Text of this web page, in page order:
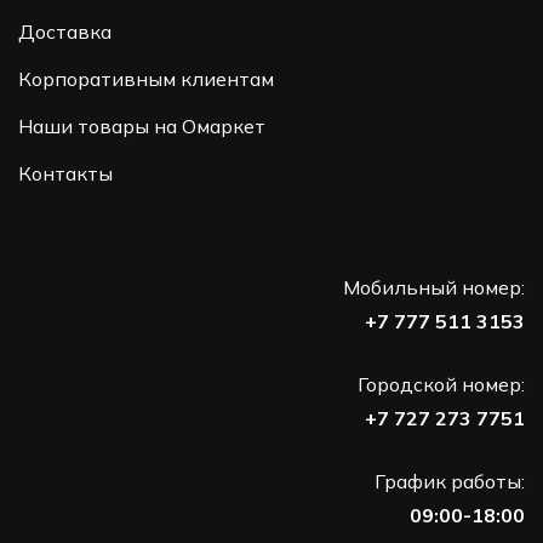
Доставка
Корпоративным клиентам
Наши товары на Омаркет
Контакты
Мобильный номер:
+7 777 511 3153
Городской номер:
+7 727 273 7751
График работы:
09:00-18:00